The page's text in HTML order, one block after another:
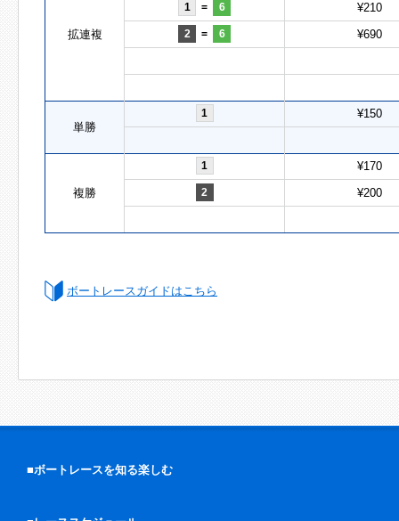
拡連複
1 = 6 ¥210
2 = 6 ¥690
単勝
1 ¥150
複勝
1 ¥170
2 ¥200
ボートレースガイドはこちら
■ボートレースを知る楽しむ